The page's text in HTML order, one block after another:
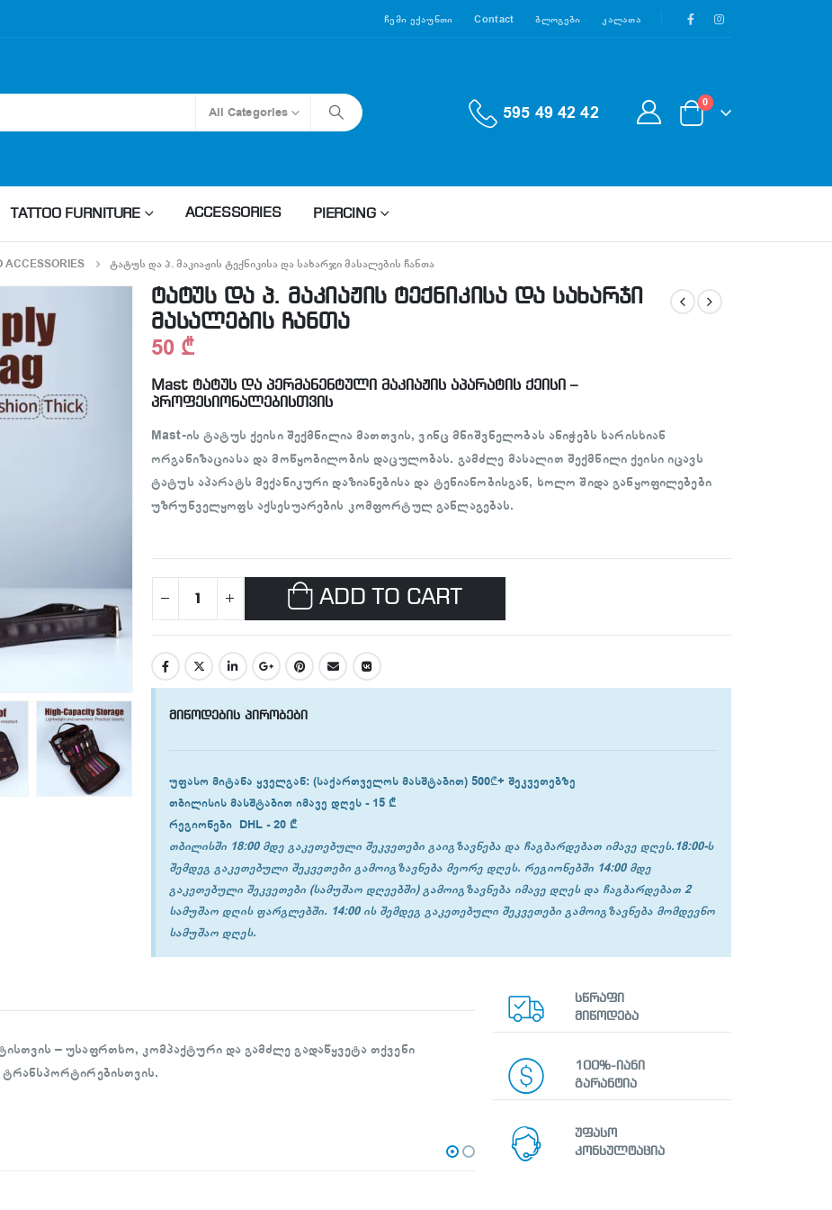
Ჩემი Ექაუნთი Contact Ბლოგები Კალათა
All Categories 595 49 42 42 0
TATTOO FURNITURE ACCESSORIES PIERCING
ACCESSORIES ᲢᲐᲢᲣᲡ ᲓᲐ Პ. ᲛᲐᲙᲘᲐᲟᲘᲡ ᲢᲔᲥᲜᲘᲙᲘᲡᲐ ᲓᲐ ᲡᲐᲮᲐᲠᲯᲘ ᲛᲐᲡᲐᲚᲔᲑᲘᲡ ᲩᲐᲜᲗᲐ
ტატუს და პ. მაკიაჟის ტექნიკისა და სახარჯი
მასალების ჩანთა
50 ₾
Mast ტატუს და პერმანენტული მაკიაჟის აპარატის ქეისი –
პროფესიონალებისთვის
Mast-ის ტატუს ქეისი შექმნილია მათთვის, ვინც მნიშვნელობას ანიჭებს ხარისხიან
ორგანიზაციასა და მოწყობილობის დაცულობას. გამძლე მასალით შექმნილი ქეისი იცავს
ტატუს აპარატს მექანიკური დაზიანებისა და ტენიანობისგან, ხოლო შიდა განყოფილებები
უზრუნველყოფს აქსესუარების კომფორტულ განლაგებას.
ADD TO CART
მიწოდების პირობები
უფასო მიტანა ყველგან: (საქართველოს მასშტაბით) 500₾+ შეკვეთებზე
თბილისისმასშტაბით იმავე დღეს -15 ₾
რეგიონებიDHL -20 ₾
თბილისში 18:00 მდე გაკეთებული შეკვეთები გაიგზავნება და ჩაგბარდებათ იმავე დღეს.18:00-ს
შემდეგ გაკეთებული შეკვეთები გამოიგზავნება მეორე დღეს. რეგიონებში 14:00 მდე
გაკეთებული შეკვეთები (სამუშაო დღეებში) გამოიგზავნება იმავე დღეს და ჩაგბარდებათ 2
სამუშაო დღის ფარგლებში. 14:00 ის შემდეგ გაკეთებული შეკვეთები გამოიგზავნება მომდევნო
სამუშაო დღეს.
– უსაფრთხო, კომპაქტური და გამძლე გადაწყვეტა თქვენი
ტრანსპორტირებისთვის.
სწრაფი
მიწოდება
100%-იანი
გარანტია
უფასო
კონსულტაცია